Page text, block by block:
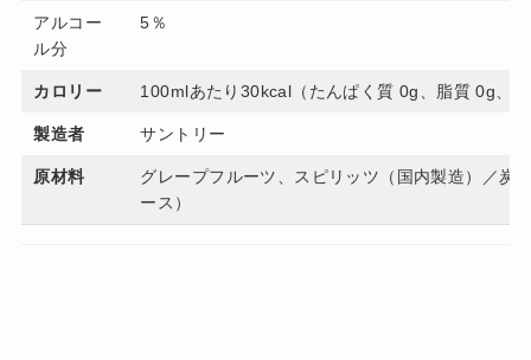
アルコー
ル分
5％
カロリー 100mlあたり30kcal（たんぱく質 0g、脂質 0g、
製造者 サントリー
原材料
グレープフルーツ、スピリッツ（国内製造）／炭
ース）